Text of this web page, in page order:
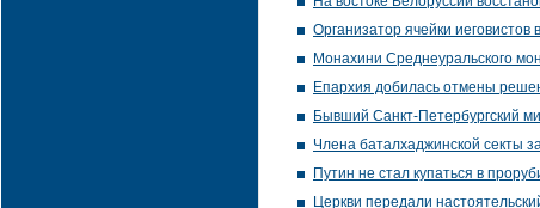
Организатор ячейки иеговистов
Монахини Среднеуральского
Епархия добилась отмены
Бывший Санкт-Петербургский
Члена баталхаджинской секты
Путин не стал купаться в
Церкви передали